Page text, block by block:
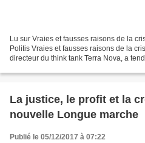
Lu sur Vraies et fausses raisons de la
Politis Vraies et fausses raisons de la
directeur du think tank Terra Nova, a
La justice, le profit et la croissance: une
nouvelle Longue marche
Publié le 05/12/2017 à 07:22